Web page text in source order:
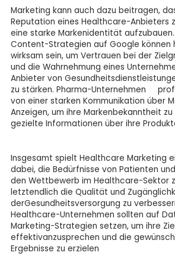
Marketing kann auch dazu beitragen,
Reputation eines Healthcare-Anbieters
eine starke Markenidentität
Content-Strategien auf Google können
wirksam sein, um Vertrauen bei der
und die Wahrnehmung eines
Anbieter von
zu stärken. Pharma-Unternehmen
von einer starken Kommunikation über
Anzeigen, um ihre Markenbekanntheit
gezielte Informationen über ihre
Insgesamt spielt Healthcare Marketing
dabei, die Bedürfnisse von Patienten
den Wettbewerb im Healthcare-Sektor
letztendlich die Qualität und
derGesundheitsversorgung zu
Healthcare-Unternehmen sollten auf
Marketing-Strategien setzen, um ihre
effektivanzusprechen und die
Ergebnisse zu erzielen